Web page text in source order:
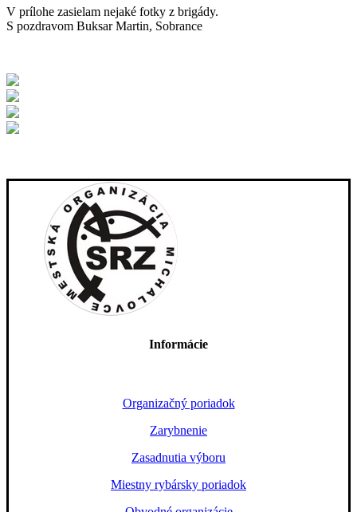
V prílohe zasielam nejaké fotky z brigády.
S pozdravom Buksar Martin, Sobrance
Informácie
Organizačný poriadok
Zarybnenie
Zasadnutia výboru
Miestny rybársky poriadok